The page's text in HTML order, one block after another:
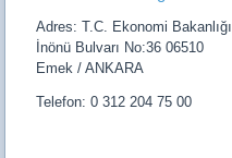
Adres: T.C. Ekonomi Bakanlığı
İnönü Bulvarı No:36 06510
Emek / ANKARA
Telefon: 0 312 204 75 00